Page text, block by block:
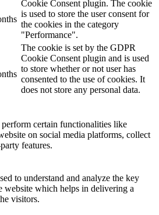
Cookie Consent plugin. The cookie
is used to store the user consent for
the cookies in the category
"Performance".
The cookie is set by the GDPR
Cookie Consent plugin and is used
to store whether or not user has
consented to the use of cookies. It
does not store any personal data.
certain functionalities like
on social media platforms, collect
features.
to understand and analyze the key
website which helps in delivering a
visitors.